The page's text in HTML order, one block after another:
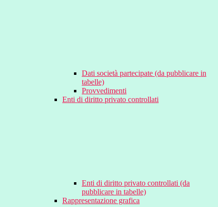
Dati società partecipate (da pubblicare in
tabelle)
Provvedimenti
Enti di diritto privato controllati
Enti di diritto privato controllati (da
pubblicare in tabelle)
Rappresentazione grafica